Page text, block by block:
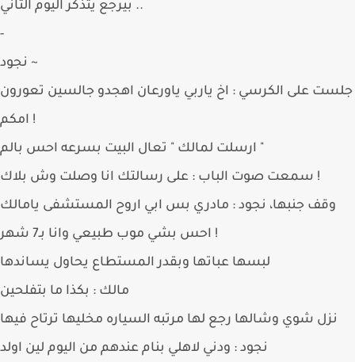
على الكرسي : اخ ياربي ياورعان اهجدو جالسين تعورون
وقف جنبها، نجود : مادري بس ابي اروح المستشفى يامالك
لبسها عباتها وبقدر المستطاع يحاول يساندها
مالك : بكذا ما بتفلحين
نزل شوي وشالها رجع لها مرتبه السياره مخليها ترتاح فيها
نجود : ودني لاهلي بنام عندهم من اليوم لين اولد